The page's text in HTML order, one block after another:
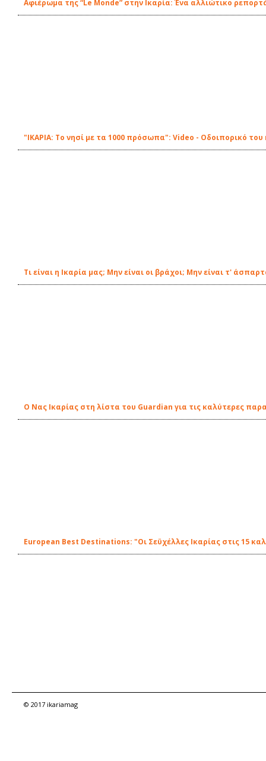
Αφιέρωμα της “Le Monde” στην Ικαρία: Ένα αλλιώτικο
"ΙΚΑΡΙΑ: Το νησί με τα 1000 πρόσωπα": Video - Οδοιπορικό
Τι είναι η Ικαρία μας; Μην είναι οι βράχοι; Μην είναι τ'
Ο Νας Ικαρίας στη λίστα του Guardian για τις καλύτερες
European Best Destinations: "Οι Σεϋχέλλες Ικαρίας στις 15
© 2017 ikariamag